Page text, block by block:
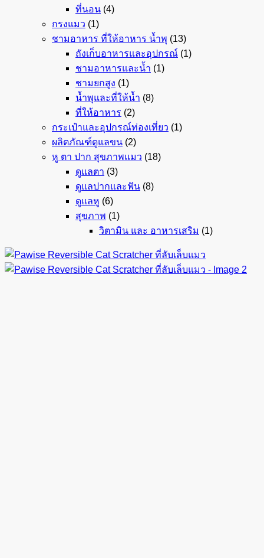
ที่นอน (4)
กรงแมว (1)
ชามอาหาร ที่ให้อาหาร น้ำพุ (13)
ถังเก็บอาหารและอุปกรณ์ (1)
ชามอาหารและน้ำ (1)
ชามยกสูง (1)
น้ำพุและที่ให้น้ำ (8)
ที่ให้อาหาร (2)
กระเป๋าและอุปกรณ์ท่องเที่ยว (1)
ผลิตภัณฑ์ดูแลขน (2)
หู ตา ปาก สุขภาพแมว (18)
ดูแลตา (3)
ดูแลปากและฟัน (8)
ดูแลหู (6)
สุขภาพ (1)
วิตามิน และ อาหารเสริม (1)